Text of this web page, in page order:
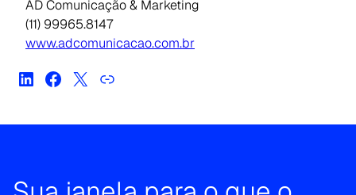
AD Comunicação & Marketing
(11) 99965.8147
www.adcomunicacao.com.br